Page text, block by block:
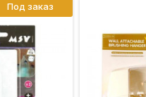
Под заказ